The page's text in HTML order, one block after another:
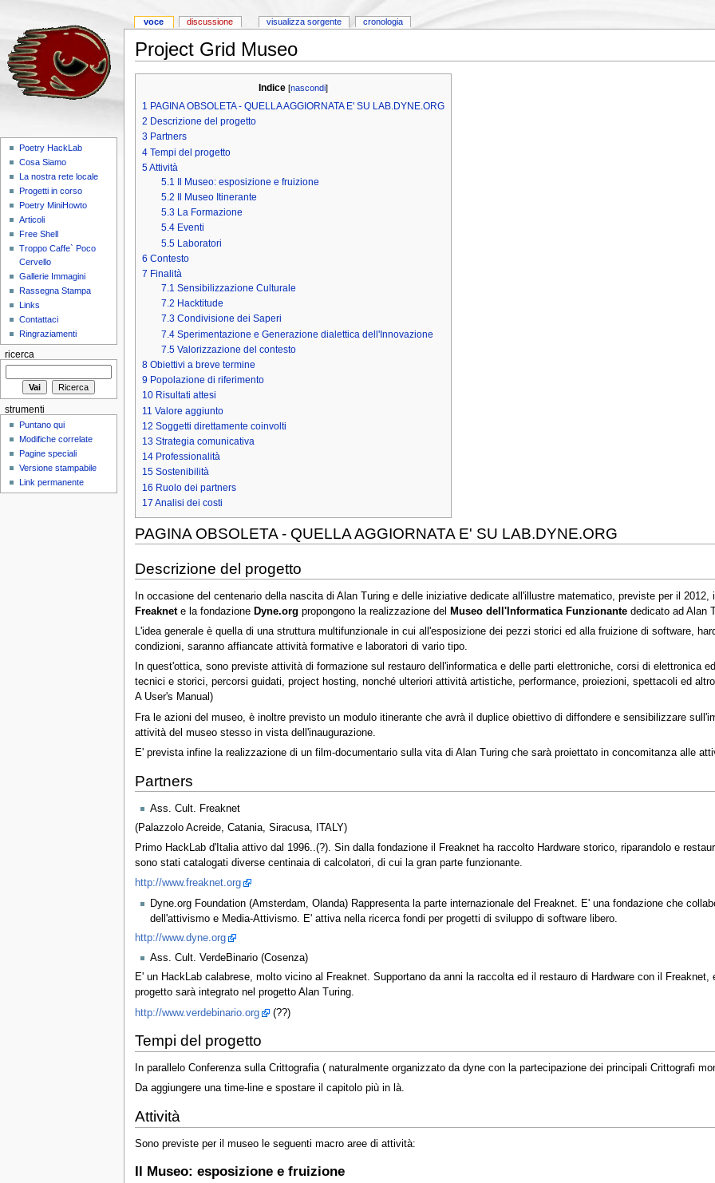
Project Grid Museo
Indice [nascondi]
1 PAGINA OBSOLETA - QUELLA AGGIORNATA E' SU LAB.DYNE.ORG
2 Descrizione del progetto
3 Partners
4 Tempi del progetto
5Attività
5.1 Il Museo: esposizione e fruizione
5.2
Il Museo Itinerante
5.3 La Formazione
5.4 Eventi
5.5 Laboratori
6 Contesto
7 Finalità
7.1 Sensibilizzazione Culturale
7.2 Hacktitude
7.3 Condivisione dei Saperi
7.4 Sperimentazione e Generazione dialettica dell'Innovazione
7.5 Valorizzazione del contesto
8 Obiettivi a breve termine
9 Popolazione di riferimento
10 Risultati attesi
11 Valore aggiunto
12 Soggetti direttamente coinvolti
13 Strategia comunicativa
14 Professionalità
15 Sostenibilità
16 Ruolo dei partners
17 Analisi dei costi
PAGINA OBSOLETA - QUELLA AGGIORNATA E' SU LAB.DYNE.ORG
Descrizione del progetto
In occasione del centenario della nascita di Alan Turing e delle iniziative dedicate all'illustre matematico, previste per il
Freaknete la fondazione Dyne.org propongono la realizzazione del Museo dell'Informatica Funzionantededicato ad Alan
L'idea generale è quella di una struttura multifunzionale in cui all'esposizione dei pezzi storici ed alla fruizione di software,
condizioni, saranno affiancate attività formative e laboratori di vario tipo.
In quest'ottica, sono previste attività di formazione sul restauro dell'informatica e delle parti elettroniche, corsi di elettronica
tecnici e storici, percorsi guidati, project hosting, nonché ulteriori attività artistiche, performance, proiezioni, spettacoli ed
A User's Manual)
Fra le azioni del museo, è inoltre previsto un modulo itinerante che avrà il duplice obiettivo di diffondere e sensibilizzare
attività del museo stesso in vista dell'inaugurazione.
E' prevista infine la realizzazione di un film-documentario sulla vita di Alan Turing che sarà proiettato in concomitanza alle
Partners
Ass. Cult. Freaknet
(Palazzolo Acreide, Catania, Siracusa, ITALY)
Primo HackLab d'Italia attivo dal 1996..(?). Sin dalla fondazione il Freaknet ha raccolto Hardware storico, riparandolo e
sono stati catalogati diverse centinaia di calcolatori, di cui la gran parte funzionante.
http://www.freaknet.org
Dyne.org Foundation (Amsterdam, Olanda) Rappresenta la parte internazionale del Freaknet. E' una fondazione che
dell'attivismo e Media-Attivismo. E' attiva nella ricerca fondi per progetti di sviluppo di software libero.
http://www.dyne.org
Ass. Cult. VerdeBinario (Cosenza)
E' un HackLab calabrese, molto vicino al Freaknet. Supportano da anni la raccolta ed il restauro di Hardware con il
progetto sarà integrato nel progetto Alan Turing.
http://www.verdebinario.org
(??)
Tempi del progetto
In parallelo Conferenza sulla Crittografia ( naturalmente organizzato da dyne con la partecipazione dei principali Crittografi
Da aggiungere una time-line e spostare il capitolo più in là.
Attività
Sono previste per il museo le seguenti macro aree di attività:
Il Museo: esposizione e fruizione
voce discussione visualizza sorgente cronologia
Poetry HackLab
Cosa Siamo
La nostra rete locale
Progetti in corso
Poetry MiniHowto
Articoli
Free Shell
Troppo Caffe` Poco
Cervello
Gallerie Immagini
Rassegna Stampa
Links
Contattaci
Ringraziamenti
ricerca
strumenti
Puntano qui
Modifiche correlate
Pagine speciali
Versione stampabile
Link permanente